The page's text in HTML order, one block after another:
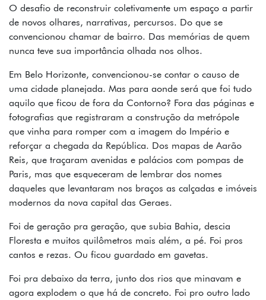
SOBRE
INSTAGRAM
CONTATO
FICHA
TÉCNICA
O desafio de reconstruir coletivamente um espaço a partir
de novos olhares, narrativas, percursos. Do que se
convencionou chamar de bairro. Das memórias de quem
nunca teve sua importância olhada nos olhos.
Em Belo Horizonte, convencionou-se contar o causo de
uma cidade planejada. Mas para aonde será que foi tudo
aquilo que ficou de fora da Contorno? Fora das páginas e
fotografias que registraram a construção da metrópole
que vinha para romper com a imagem do Império e
reforçar a chegada da República. Dos mapas de Aarão
Reis, que traçaram avenidas e palácios com pompas de
Paris, mas que esqueceram de lembrar dos nomes
daqueles que levantaram nos braços as calçadas e imóveis
modernos da nova capital das Geraes.
Foi de geração pra geração, que subia Bahia, descia
Floresta e muitos quilômetros mais além, a pé. Foi pros
cantos e rezas. Ou ficou guardado em gavetas.
Foi pra debaixo da terra, junto dos rios que minavam e
agora explodem o que há de concreto. Foi pro outro lado